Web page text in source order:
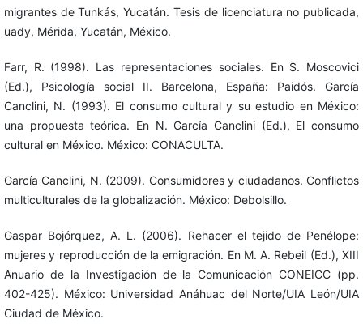
migrantes de Tunkás, Yucatán. Tesis de licenciatura no publicada,
uady, Mérida, Yucatán, México.
Farr, R. (1998). Las representaciones sociales. En S. Moscovici
(Ed.), Psicología social II. Barcelona, España: Paidós. García
Canclini, N. (1993). El consumo cultural y su estudio en México:
una propuesta teórica. En N. García Canclini (Ed.), El consumo
cultural en México. México: CONACULTA.
García Canclini, N. (2009). Consumidores y ciudadanos. Conflictos
multiculturales de la globalización. México: Debolsillo.
Gaspar Bojórquez, A. L. (2006). Rehacer el tejido de Penélope:
mujeres y reproducción de la emigración. En M. A. Rebeil (Ed.), XIII
Anuario de la Investigación de la Comunicación CONEICC (pp.
402-425). México: Universidad Anáhuac del Norte/UIA León/UIA
Ciudad de México.